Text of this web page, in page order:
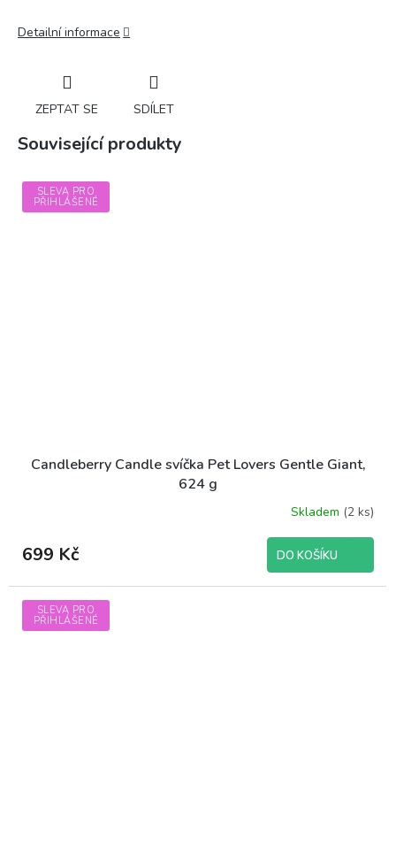
Detailní informace
ZEPTAT SE SDÍLET
Související produkty
SLEVA PRO
PŘIHLÁŠENÉ
Candleberry Candle svíčka Pet Lovers Gentle Giant,
624 g
Skladem (2 ks)
699 Kč DO KOŠÍKU
SLEVA PRO
PŘIHLÁŠENÉ